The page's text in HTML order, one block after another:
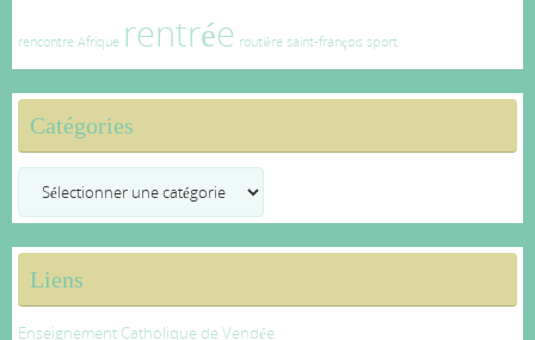
rencontre Afrique rentrée routière saint-françois sport
Catégories
Liens
Enseignement Catholique de Vendée